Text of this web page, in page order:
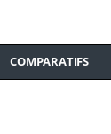
COMPARATIFS